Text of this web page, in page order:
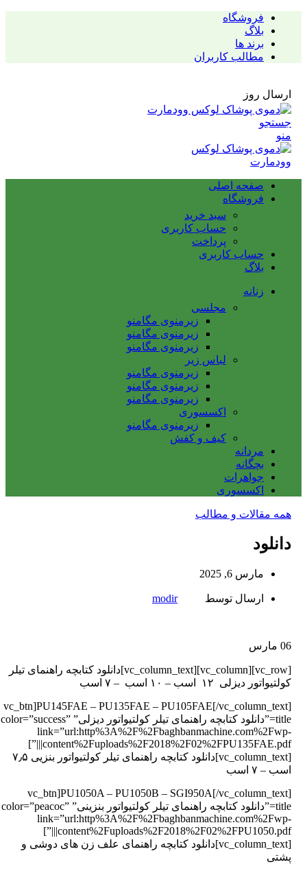
فروشگاه
بلاگ
برند ها
مطالب کاربران
ارسال روز
جستجو
منو
صفحه اصلی
فروشگاه
سبد خرید
حساب کاربری
پرداخت
حساب کاربری
بلاگ
زنانه
مجلسی
زیرمنوی مگامنو
زیرمنوی مگامنو
زیرمنوی مگامنو
لباس زیر
زیرمنوی مگامنو
زیرمنوی مگامنو
زیرمنوی مگامنو
اکسسوری
زیرمنوی مگامنو
کیف و کفش
مردانه
بچگانه
جواهرات
اکسسوری
همه مقالات و مطالب
دانلود
مارس 6, 2025
ارسال توسط modir
06 مارس
[vc_row][vc_column][vc_column_text]دانلود کتابچه راهنمای تیلر
کولتیواتور دیزلی ۱۲ اسب – ۱۰ اسب – ۷ اسب
PU145FAE – PU135FAE – PU105FAE[/vc_column_text][vc_btn
title=”دانلود کتابچه راهنمای تیلر کولتیواتور دیزلی” color=”success”
link=”url:http%3A%2F%2Fbaghbanmachine.com%2Fwp-
content%2Fuploads%2F2018%2F02%2FPU135FAE.pdf|||”]
[vc_column_text]دانلود کتابچه راهنمای تیلر کولتیواتور بنزیی ۷٫۵
اسب – ۷ اسب
PU1050A – PU1050B – SGI950A[/vc_column_text][vc_btn
title=”دانلود کتابچه راهنمای تیلر کولتیواتور بنزینی” color=”peacoc”
link=”url:http%3A%2F%2Fbaghbanmachine.com%2Fwp-
content%2Fuploads%2F2018%2F02%2FPU1050.pdf|||”]
[vc_column_text]دانلود کتابچه راهنمای علف زن های دوشی و
پشتی